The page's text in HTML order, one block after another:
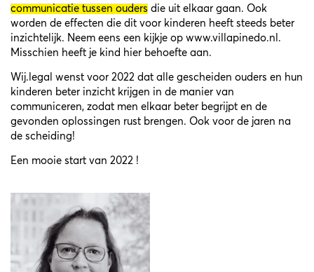
communicatie tussen ouders die uit elkaar gaan. Ook
worden de effecten die dit voor kinderen heeft steeds beter
inzichtelijk. Neem eens een kijkje op www.villapinedo.nl .
Misschien heeft je kind hier behoefte aan.
Wij.legal wenst voor 2022 dat alle gescheiden ouders en hun
kinderen beter inzicht krijgen in de manier van
communiceren, zodat men elkaar beter begrijpt en de
gevonden oplossingen rust brengen. Ook voor de jaren na
de scheiding!
Een mooie start van 2022 !